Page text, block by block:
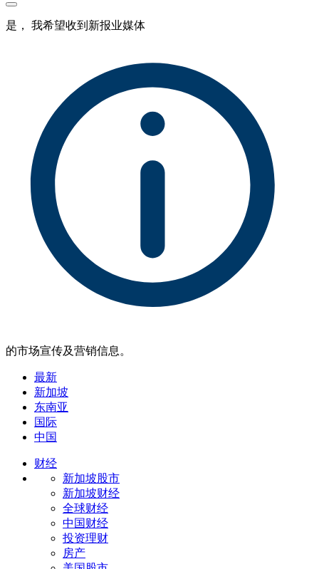
是， 我希望收到新报业媒体
的市场宣传及营销信息。
最新
新加坡
东南亚
国际
中国
财经
新加坡股市
新加坡财经
全球财经
中国财经
投资理财
房产